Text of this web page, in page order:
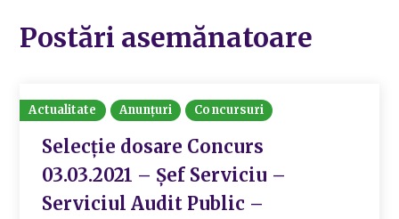
Postări asemănatoare
Actualitate Anunțuri Concursuri
Selecție dosare Concurs
03.03.2021 – Șef Serviciu –
Serviciul Audit Public –